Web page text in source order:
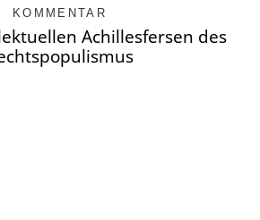
KOMMENTAR
Achillesfersen des